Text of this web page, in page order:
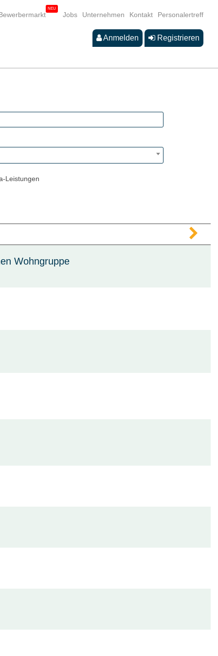
Jobs Unternehmen Kontakt Personalertreff
Anmelden Registrieren
Leistungen
Wohngruppe